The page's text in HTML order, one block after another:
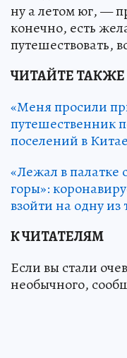
ну а летом юг, —
конечно, есть
путешествовать,
ЧИТАЙТЕ ТАКЖЕ
«Меня просили
путешественник
поселений в
«Лежал в палатке
горы»:
взойти на одну
К ЧИТАТЕЛЯМ
Если вы стали
необычного,